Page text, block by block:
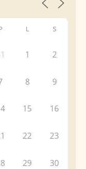
L S
1 2
8 9
15 16
22 23
29 30